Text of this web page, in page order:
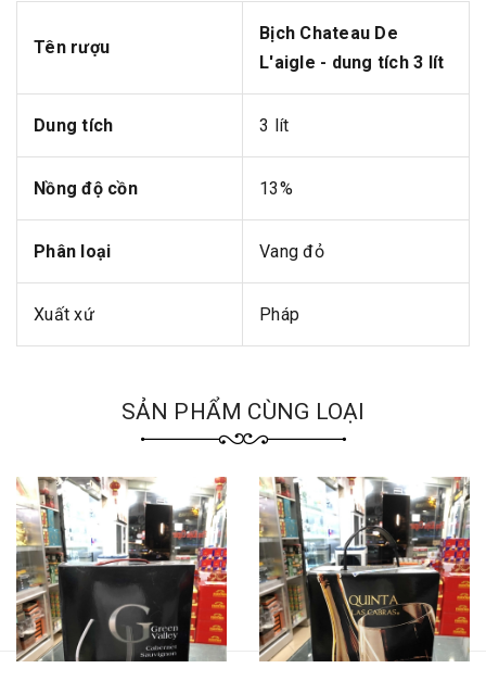
Tên rượu
Bịch Chateau De
L'aigle - dung tích 3 lít
Dung tích 3 lít
Nồng độ cồn 13%
Phân loại Vang đỏ
Xuất xứ Pháp
SẢN PHẨM CÙNG LOẠI